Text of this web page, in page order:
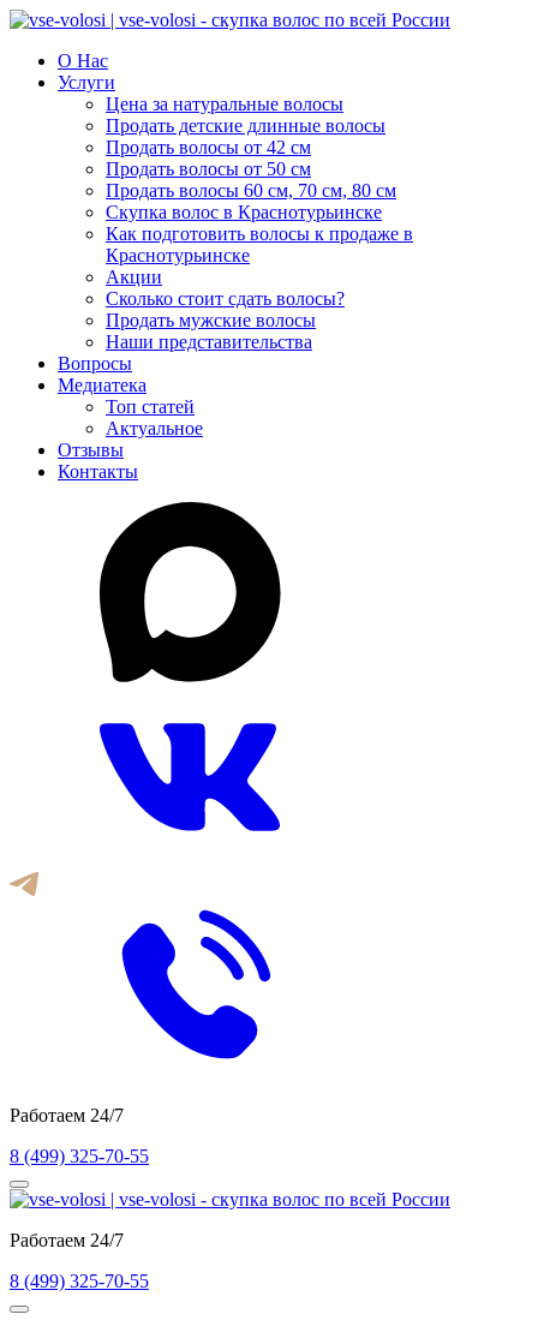
О Нас
Услуги
Цена за натуральные волосы
Продать детские длинные волосы
Продать волосы от 42 см
Продать волосы от 50 см
Продать волосы 60 см, 70 см, 80 см
Скупка волос в Краснотурьинске
Как подготовить волосы к продаже в
Краснотурьинске
Акции
Сколько стоит сдать волосы?
Продать мужские волосы
Наши представительства
Вопросы
Медиатека
Топ статей
Актуальное
Отзывы
Контакты
Работаем 24/7
8 (499) 325-70-55
Работаем 24/7
8 (499) 325-70-55